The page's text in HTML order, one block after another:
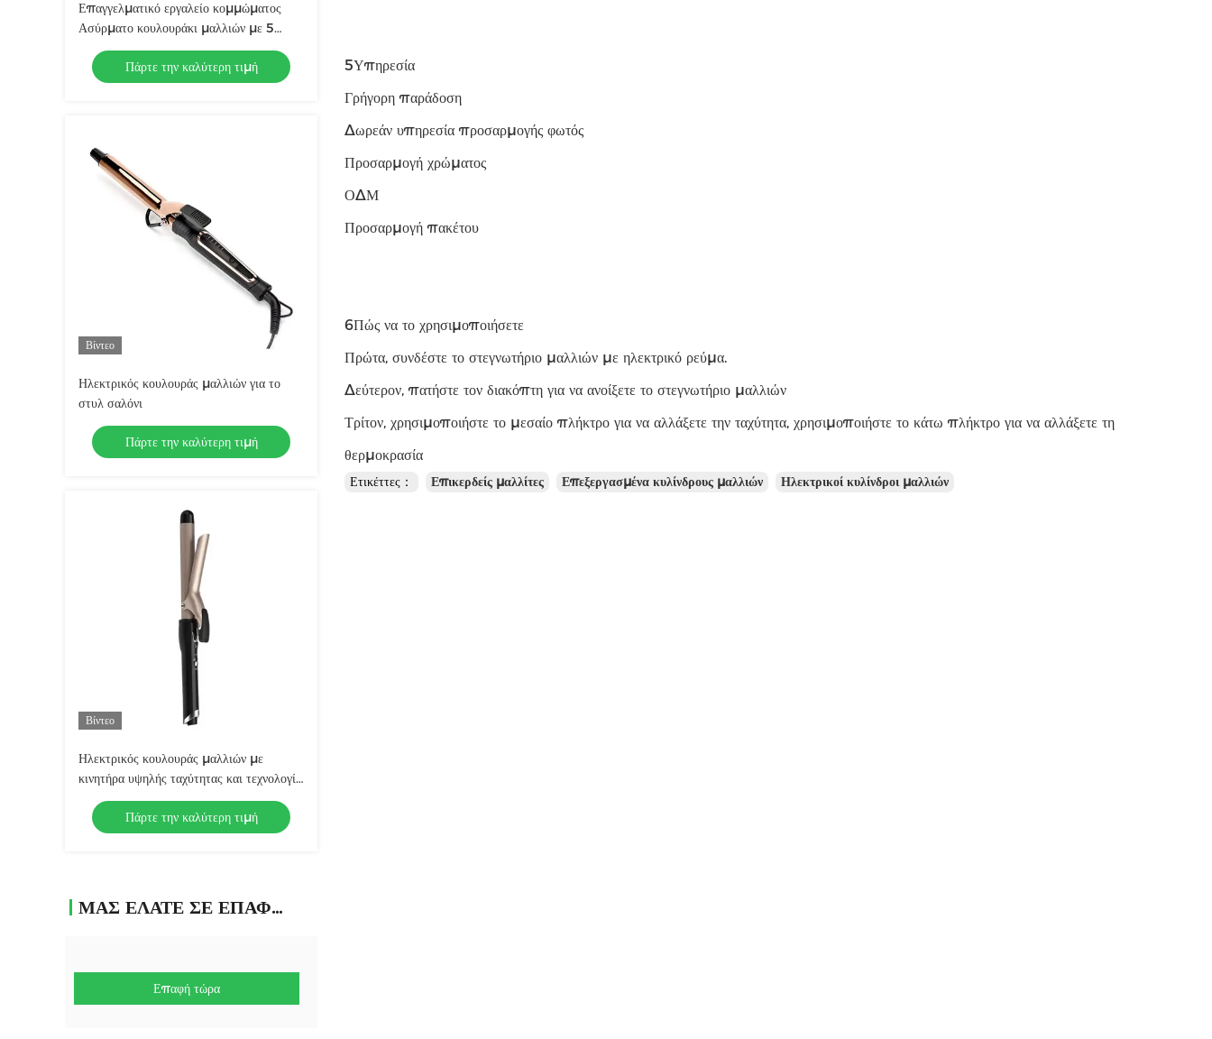
Επαγγελματικό εργαλείο κομμώματος
Ασύρματο κουλουράκι μαλλιών με 5
ταχύτητες ελέγχου θερμοκρασίας
Πάρτε την καλύτερη τιμή
Βίντεο
Ηλεκτρικός κουλουράς μαλλιών για το
στυλ σαλόνι
Πάρτε την καλύτερη τιμή
Βίντεο
Ηλεκτρικός κουλουράς μαλλιών με
κινητήρα υψηλής ταχύτητας και τεχνολογία
αρνητικών ιόντων
Πάρτε την καλύτερη τιμή
ΜΑΣ ΕΛΆΤΕ ΣΕ ΕΠΑΦΉ ΜΕ
Επαφή τώρα
5Υπηρεσία
Γρήγορη παράδοση
Δωρεάν υπηρεσία προσαρμογής φωτός
Προσαρμογή χρώματος
ΟΔΜ
Προσαρμογή πακέτου
6Πώς να το χρησιμοποιήσετε
Πρώτα, συνδέστε το στεγνωτήριο μαλλιών με ηλεκτρικό ρεύμα.
Δεύτερον, πατήστε τον διακόπτη για να ανοίξετε το στεγνωτήριο μαλλιών
Τρίτον, χρησιμοποιήστε το μεσαίο πλήκτρο για να αλλάξετε την ταχύτητα, χρησιμοποιήστε το κάτω πλήκτρο για να αλλάξετε τη
θερμοκρασία
Ετικέττες： Επικερδείς μαλλίτες Επεξεργασμένα κυλίνδρους μαλλιών Ηλεκτρικοί κυλίνδροι μαλλιών